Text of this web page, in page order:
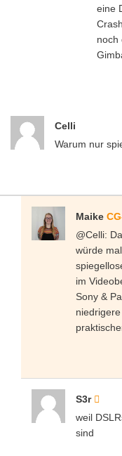
eine
noch
Celli
Warum nur
Maike
@Celli:
würde
im
Sony &
S3r
weil
sind